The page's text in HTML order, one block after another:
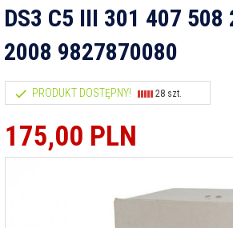
DS3 C5 III 301 407 508
2008 9827870080
PRODUKT DOSTĘPNY! 28 szt.
175,00 PLN